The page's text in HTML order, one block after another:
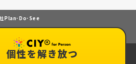
Plan･Do･See
個性を解き放つ